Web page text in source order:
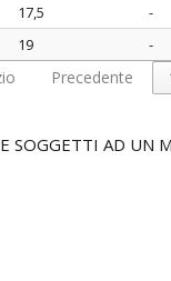
17,5
-
19
-
Precedente
SOGGETTI AD